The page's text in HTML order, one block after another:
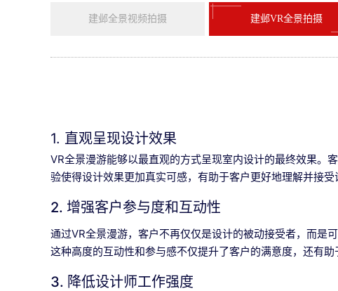
建邺全景视频拍摄 建邺VR全景拍摄
1. 直观呈现设计效果
VR全景漫游能够以最直观的方式呈现室内设计的最终效果。
验使得设计效果更加真实可感，有助于客户更好地理解并接受
2. 增强客户参与度和互动性
通过VR全景漫游，客户不再仅仅是设计的被动接受者，而是
这种高度的互动性和参与感不仅提升了客户的满意度，还有
3. 降低设计师工作强度